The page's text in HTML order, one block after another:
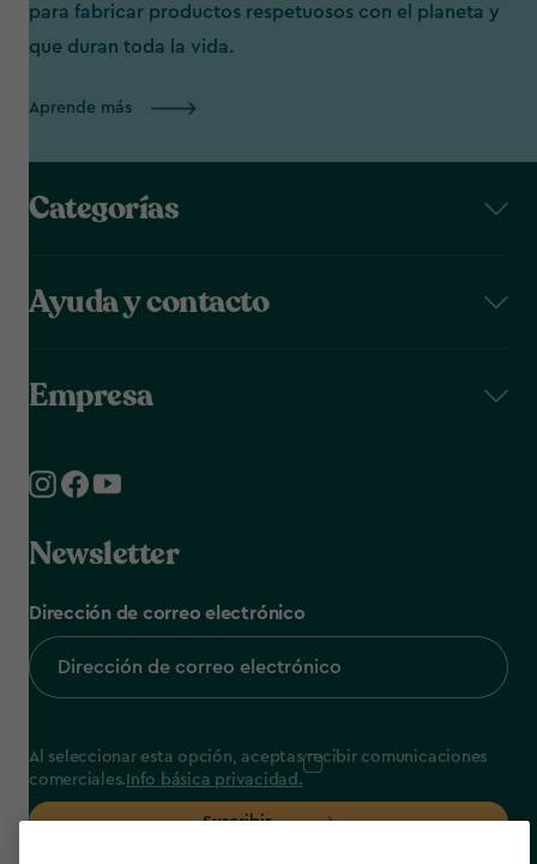
para fabricar productos respetuosos con el planeta y
que duran toda la vida.
Aprende más
Categorías
Ayuda y contacto
Empresa
Newsletter
Dirección de correo electrónico
Al seleccionar esta opción, aceptas recibir comunicaciones
comerciales. Info básica privacidad.
Suscribir